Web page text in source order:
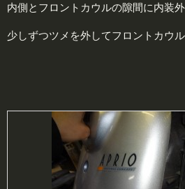
内側とフロントカウルの隙間に内装
少しずつツメを外してフロントカウ